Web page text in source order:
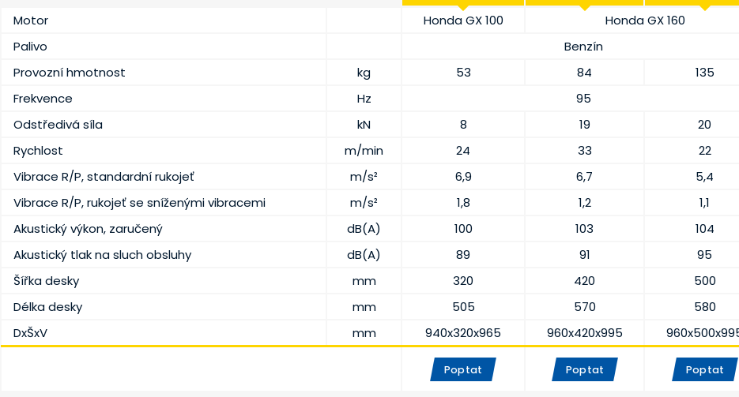
Motor Honda GX 100
Honda GX 160
Palivo
Benzín
Provozní hmotnost
kg 53 84
135
Frekvence
Hz
95
Odstředivá síla
kN 8 19
20
Rychlost
m/min 24 33
22
Vibrace R/P, standardní rukojeť
m/s² 6,9 6,7
5,4
Vibrace R/P, rukojeť se sníženými vibracemi
m/s² 1,8 1,2
1,1
Akustický výkon, zaručený
dB(A) 100 103
104
Akustický tlak na sluch obsluhy
dB(A) 89 91
95
Šířka desky
mm 320 420
500
Délka desky
mm 505 570
580
DxŠxV
mm 940x320x965 960x420x995
Poptat Poptat Poptat